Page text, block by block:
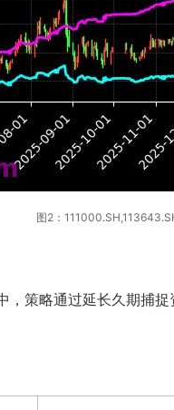
图2：
策略通过延长久期捕